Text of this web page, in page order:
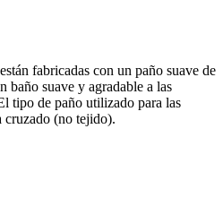
fabricadas con un paño suave de
baño suave y agradable a las
tipo de paño utilizado para las
cruzado (no tejido).